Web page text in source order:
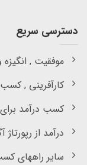
دسترسی سریع
موفقیت ,
کارآفرینی , کسب
کسب درآمد
درآمد از
سایر راههای